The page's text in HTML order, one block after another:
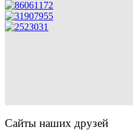
Сайты наших друзей